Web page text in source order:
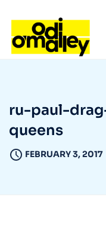
ru-paul-
queens
FEBRUARY 3, 2017